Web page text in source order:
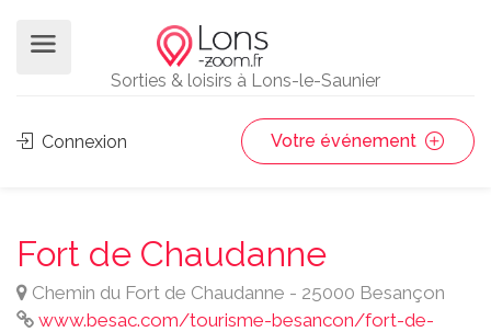
Sorties & loisirs à Lons-le-Saunier
Connexion Votre événement
Fort de Chaudanne
Chemin du Fort de Chaudanne - 25000 Besançon
www.besac.com/tourisme-besancon/fort-de-